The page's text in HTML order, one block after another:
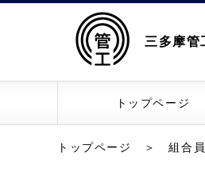
三多摩管
トップページ
トップページ ＞組合